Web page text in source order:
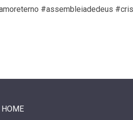
#assembleiadedeus
HOME